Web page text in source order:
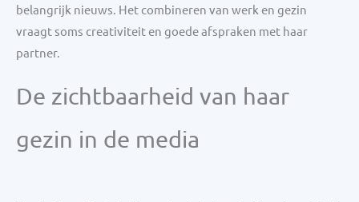
belangrijk nieuws. Het combineren van werk en gezin
vraagt soms creativiteit en goede afspraken met haar
partner.
De zichtbaarheid van haar
gezin in de media